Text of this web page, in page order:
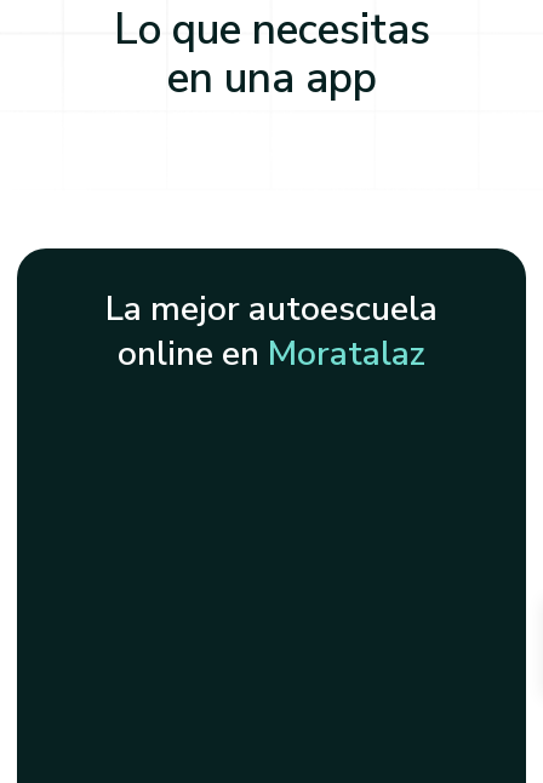
Lo que necesitas
en una app
La mejor autoescuela
online en Moratalaz